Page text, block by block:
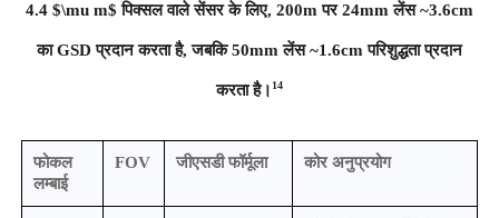
4.4 $\mu m$ पिक्सल वाले सेंसर के लिए, 200m पर 24mm लेंस ~3.6cm
का GSD प्रदान करता है, जबकि 50mm लेंस ~1.6cm परिशुद्धता प्रदान
करता है। 14
फोकल
लम्बाई
FOV जीएसडी फॉर्मूला कोर अनुप्रयोग